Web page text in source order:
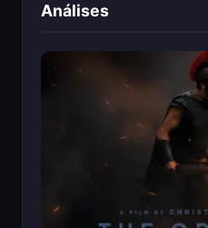
Análises